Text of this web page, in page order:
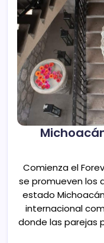
Comienza el
se promueven los
estado
internacional
donde las parejas